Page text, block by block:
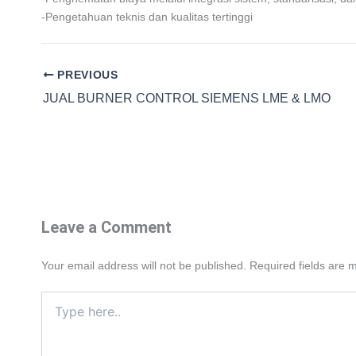
-Pengetahuan teknis dan kualitas tertinggi
PREVIOUS
JUAL BURNER CONTROL SIEMENS LME & LMO
Leave a Comment
Your email address will not be published. Required fields are
here..